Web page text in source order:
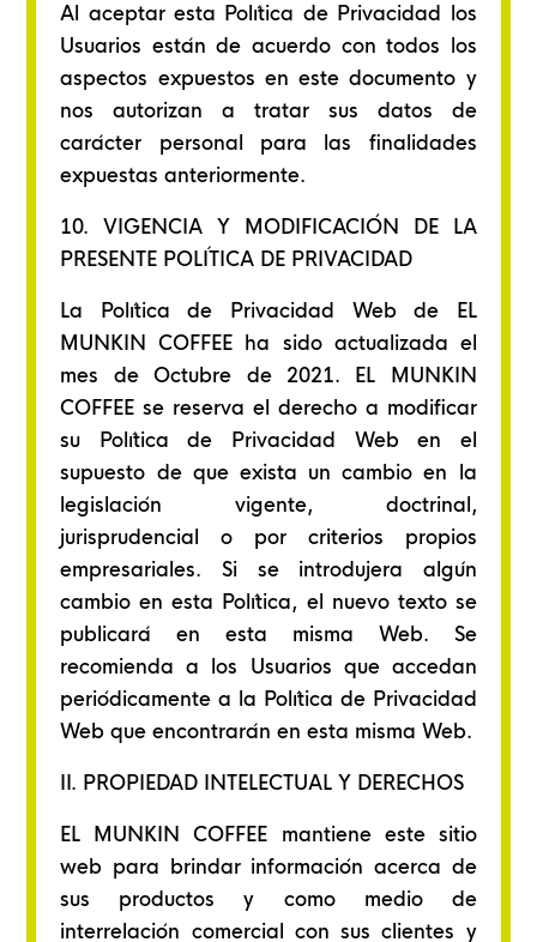
Al aceptar esta Política de Privacidad los
Usuarios están de acuerdo con todos los
aspectos expuestos en este documento y
nos autorizan a tratar sus datos de
carácter personal para las finalidades
expuestas anteriormente.
10. VIGENCIA Y MODIFICACIÓN DE LA
PRESENTE POLÍTICA DE PRIVACIDAD
La Política de Privacidad Web de EL
MUNKIN COFFEE ha sido actualizada el
mes de Octubre de 2021. EL MUNKIN
COFFEE se reserva el derecho a modificar
su Política de Privacidad Web en el
supuesto de que exista un cambio en la
legislación vigente, doctrinal,
jurisprudencial o por criterios propios
empresariales. Si se introdujera algún
cambio en esta Política, el nuevo texto se
publicará en esta misma Web. Se
recomienda a los Usuarios que accedan
periódicamente a la Política de Privacidad
Web que encontrarán en esta misma Web.
II. PROPIEDAD INTELECTUAL Y DERECHOS
EL MUNKIN COFFEE mantiene este sitio
web para brindar información acerca de
sus productos y como medio de
interrelación comercial con sus clientes y